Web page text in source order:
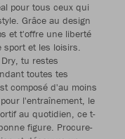
pour tous ceux qui
Grâce au design
et t'offre une liberté
sport et les loisirs.
tu restes
toutes tes
composé d'au moins
l'entraînement, le
au quotidien, ce t-
figure. Procure-